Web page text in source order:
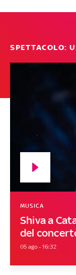
SPETTACOLO:
Shiva a
del
MUSICA
05 ago - 16:32